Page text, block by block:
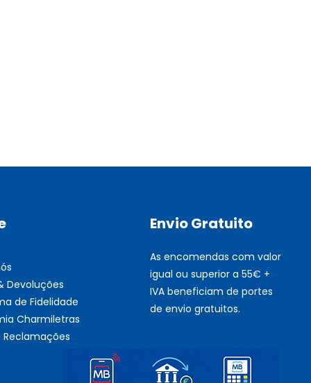
Devoluções
de Fidelidade
Charmiletras
Reclamações
Envio Gratuito
As encomendas com valor
igual ou superior a 55€ +
IVA beneficiam de portes
de envio gratuitos.